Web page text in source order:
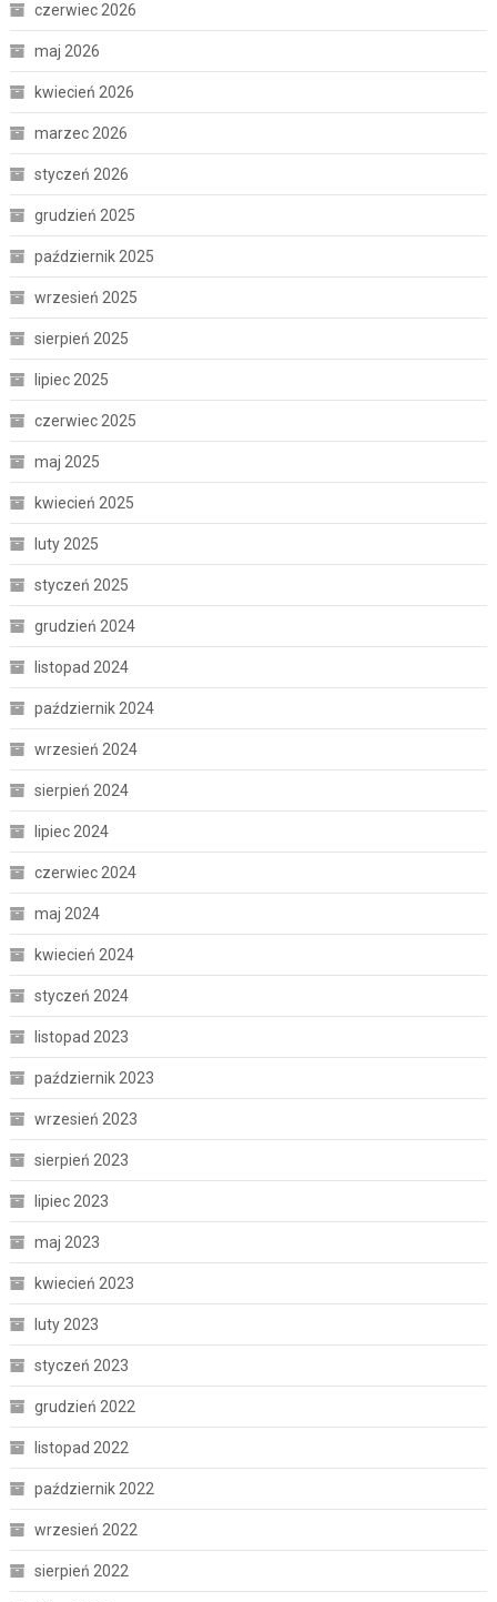
czerwiec 2026
maj 2026
kwiecień 2026
marzec 2026
styczeń 2026
grudzień 2025
październik 2025
wrzesień 2025
sierpień 2025
lipiec 2025
czerwiec 2025
maj 2025
kwiecień 2025
luty 2025
styczeń 2025
grudzień 2024
listopad 2024
październik 2024
wrzesień 2024
sierpień 2024
lipiec 2024
czerwiec 2024
maj 2024
kwiecień 2024
styczeń 2024
listopad 2023
październik 2023
wrzesień 2023
sierpień 2023
lipiec 2023
maj 2023
kwiecień 2023
luty 2023
styczeń 2023
grudzień 2022
listopad 2022
październik 2022
wrzesień 2022
sierpień 2022